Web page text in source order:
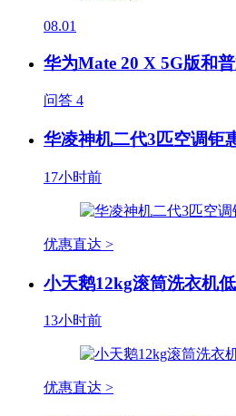
08.01
华为Mate 20 X 5G版和
问答 4
华凌神机二代3匹空调钜
17小时前
优惠直达 >
小天鹅12kg滚筒洗衣机
13小时前
优惠直达 >